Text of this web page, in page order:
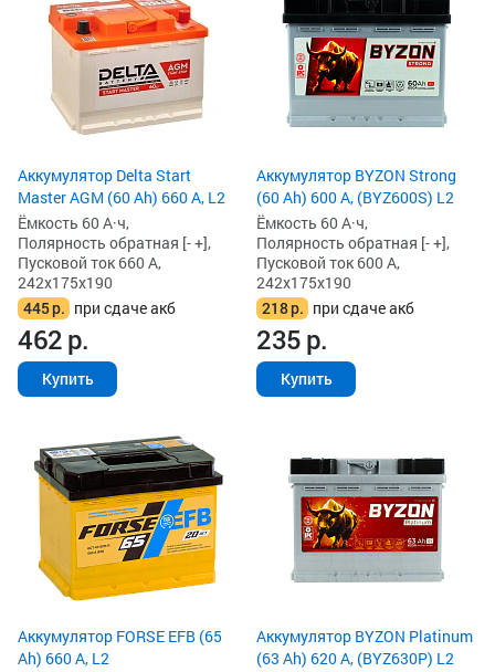
Аккумулятор Delta Start
Master AGM (60 Ah) 660 А, L2
Ёмкость 60 А·ч,
Полярность обратная [- +],
Пусковой ток 660 А,
242x175x190
445р. при сдаче акб
462р.
Купить
Аккумулятор BYZON Strong
(60 Ah) 600 А, (BYZ600S) L2
Ёмкость 60 А·ч,
Полярность обратная [- +],
Пусковой ток 600 А,
242x175x190
218р. при сдаче акб
235р.
Купить
Аккумулятор FORSE EFB (65
Ah) 660 А, L2
Аккумулятор BYZON Platinum
(63 Ah) 620 А, (BYZ630P) L2